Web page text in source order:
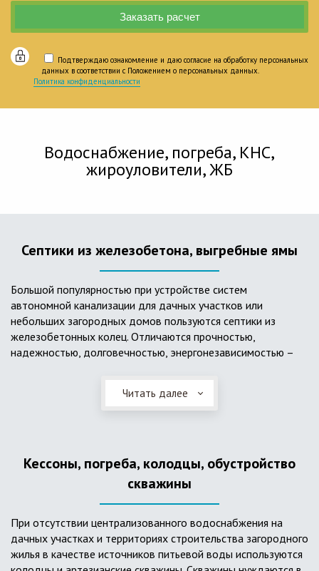
Подтверждаю ознакомление и даю согласие на обработку персональных
данных в соответствии с Положением о персональных данных.
Политика конфиденциальности
Водоснабжение, погреба, КНС,
жироуловители, ЖБ
Септики из железобетона, выгребные ямы
Большой популярностью при устройстве систем
автономной канализации для дачных участков или
небольших загородных домов пользуются септики из
железобетонных колец. Отличаются прочностью,
надежностью, долговечностью, энергонезависимостью –
ж/б колец состоят из нескольких камер, соединенных
переливными трубами, в которых происходят процессы
септики требуют периодической очистки ассенизаторской
Читать далее
Кессоны, погреба, колодцы, обустройство
скважины
При отсутствии централизованного водоснабжения на
дачных участках и территориях строительства загородного
жилья в качестве источников питьевой воды используются